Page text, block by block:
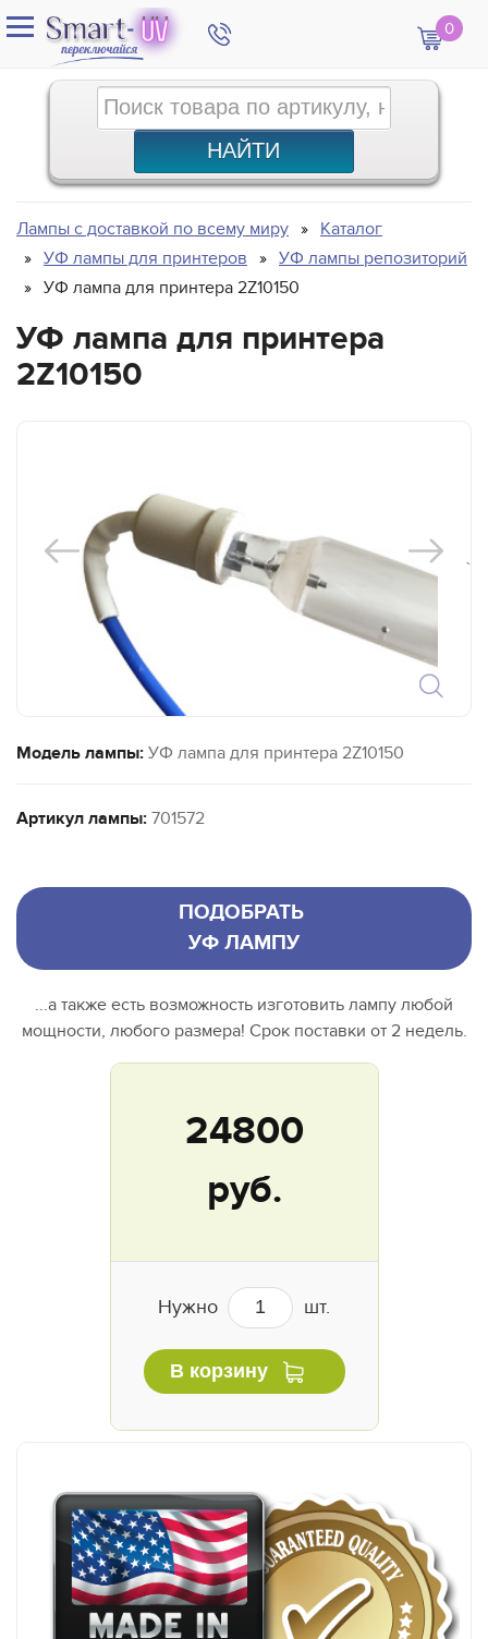
0
Лампы с доставкой по всему миру
Каталог
УФ лампы для принтеров
УФ лампы репозиторий
УФ лампа для принтера 2Z10150
УФ лампа для принтера
2Z10150
`
Модель лампы: УФ лампа для принтера 2Z10150
Артикул лампы: 701572
ПОДОБРАТЬ
УФ ЛАМПУ
...а также есть возможность изготовить лампу любой
мощности, любого размера! Срок поставки от 2 недель.
24800
руб.
Нужно шт.
В корзину